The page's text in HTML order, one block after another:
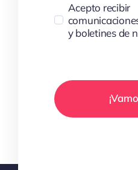
Acepto recibir
y boletines de